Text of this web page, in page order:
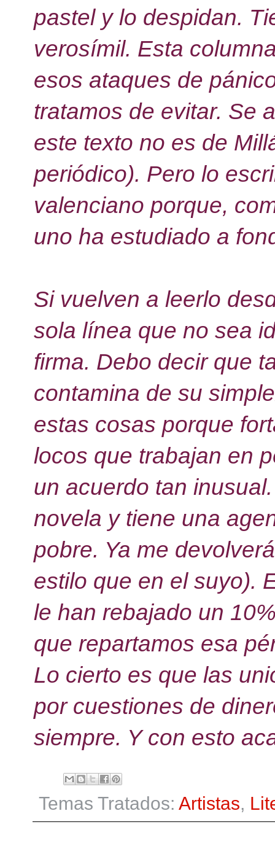
pastel y lo despidan.
verosímil. Esta
esos ataques de
tratamos de evitar. Se
este texto no es de
periódico). Pero lo
valenciano porque,
uno ha estudiado a
Si vuelven a leerlo
sola línea que no sea
firma. Debo decir que
contamina de su
estas cosas porque
locos que trabajan en
un acuerdo tan
novela y tiene una
pobre. Ya me
estilo que en el suyo).
le han rebajado un
que repartamos esa
Lo cierto es que las
por cuestiones de
siempre. Y con esto
Temas Tratados: Artistas,